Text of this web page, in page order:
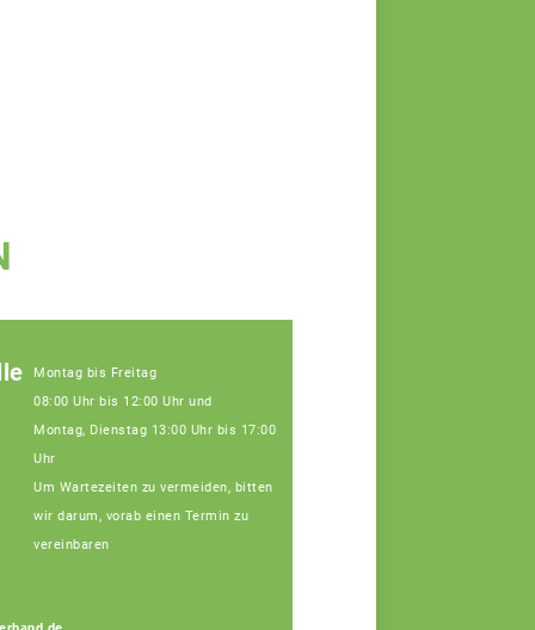
Montag bis Freitag
08:00 Uhr bis 12:00 Uhr und
Montag, Dienstag 13:00 Uhr bis 17:00
Uhr
Um Wartezeiten zu vermeiden, bitten
wir darum, vorab einen Termin zu
vereinbaren